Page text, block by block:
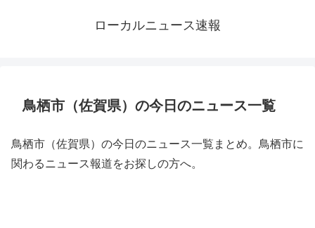
ローカルニュース速報
鳥栖市（佐賀県）の今日のニュース一覧
鳥栖市（佐賀県）の今日のニュース一覧まとめ。鳥栖市に
関わるニュース報道をお探しの方へ。